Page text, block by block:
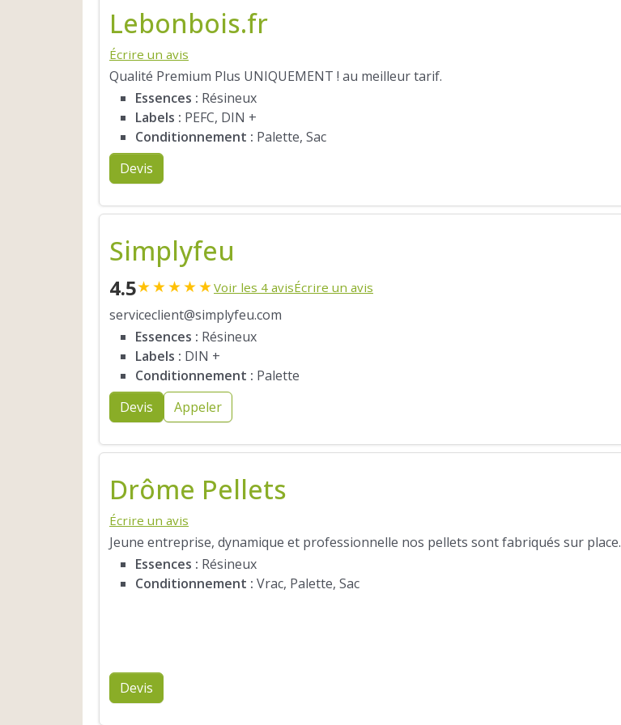
Lebonbois.fr
Écrire un avis
Qualité Premium Plus UNIQUEMENT ! au meilleur tarif.
Essences : Résineux
Labels : PEFC, DIN +
Conditionnement : Palette, Sac
Devis
Simplyfeu
4.5★★★★★Voir les 4 avisÉcrire un avis
serviceclient@simplyfeu.com
Essences : Résineux
Labels : DIN +
Conditionnement : Palette
Devis
Appeler
Drôme Pellets
Écrire un avis
Jeune entreprise, dynamique et professionnelle nos pellets sont fabriqués sur place.
Essences : Résineux
Conditionnement : Vrac, Palette, Sac
Devis